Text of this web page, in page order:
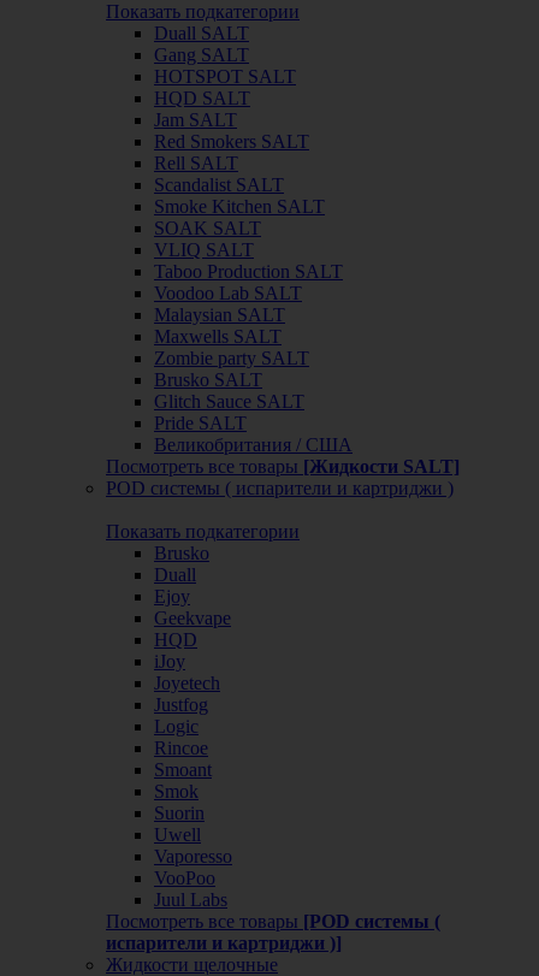
Показать подкатегории
Duall SALT
Gang SALT
HOTSPOT SALT
HQD SALT
Jam SALT
Red Smokers SALT
Rell SALT
Scandalist SALT
Smoke Kitchen SALT
SOAK SALT
VLIQ SALT
Taboo Production SALT
Voodoo Lab SALT
Malaysian SALT
Maxwells SALT
Zombie party SALT
Brusko SALT
Glitch Sauce SALT
Pride SALT
Великобритания / США
Посмотреть все товары [Жидкости SALT]
POD системы ( испарители и картриджи )
Показать подкатегории
Brusko
Duall
Ejoy
Geekvape
HQD
iJoy
Joyetech
Justfog
Logic
Rincoe
Smoant
Smok
Suorin
Uwell
Vaporesso
VooPoo
Juul Labs
Посмотреть все товары [POD системы (
испарители и картриджи )]
Жидкости щелочные